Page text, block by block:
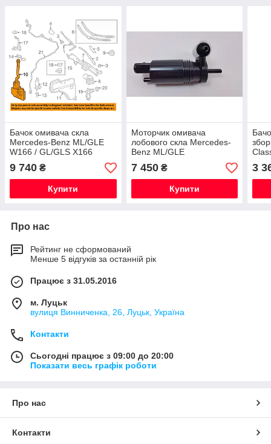
Бачок омивача скла
Mercedes-Benz ML/GLE
W166 / GL/GLS X166
Новий Оригінальний
9 740 ₴
Купити
Моторчик омивача
лобового скла Mercedes-
Benz ML/GLE
W164/W166/C292/GLS
X164/X166 / R W251
7 450₴
Купити
3
Про нас
Рейтинг не сформований
Менше 5 відгуків за останній рік
Працює з 31.05.2016
м. Луцьк
вулиця Винниченка, 26, Луцьк, Україна
Контакти
Сьогодні працює з 09:00 до 20:00
Показати весь графік роботи
Про нас
Контакти